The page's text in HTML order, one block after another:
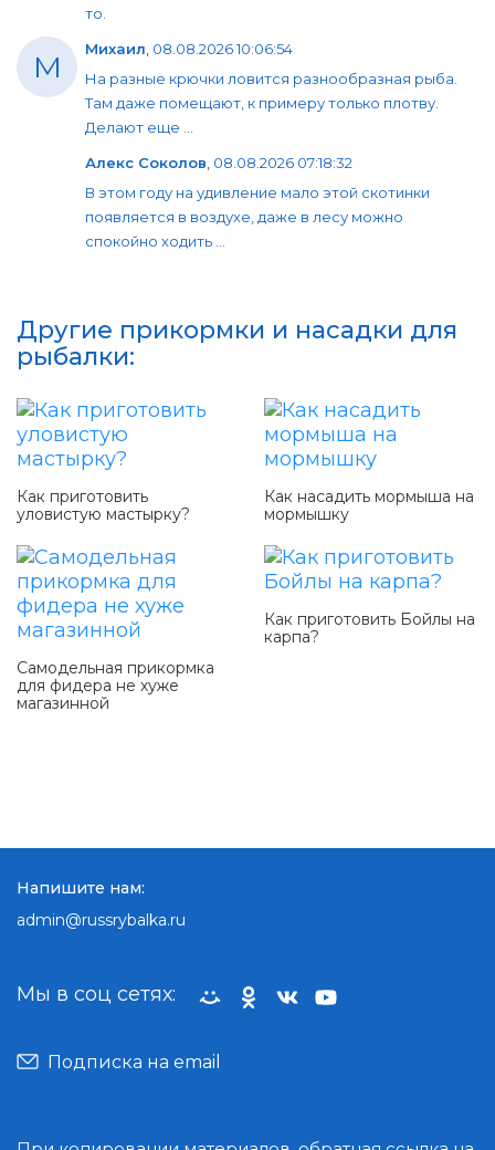
то.
М Михаил, 08.08.2026 10:06:54
На разные крючки ловится разнообразная рыба.
Там даже помещают, к примеру только плотву.
Делают еще ...
Алекс Соколов, 08.08.2026 07:18:32
В этом году на удивление мало этой скотинки
появляется в воздухе, даже в лесу можно
спокойно ходить ...
Другие прикормки и насадки для
рыбалки:
Как приготовить
уловистую мастырку?
Как насадить мормыша на
мормышку
Самодельная прикормка
для фидера не хуже
магазинной
Как приготовить Бойлы на
карпа?
Мы в соц сетях:
Подписка на email
Напишите нам:
admin@russrybalka.ru